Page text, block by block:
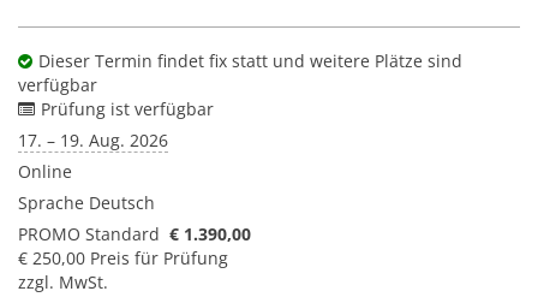
Dieser Termin findet fix statt und weitere Plätze sind
verfügbar
Prüfung ist verfügbar
17. – 19. Aug. 2026
Online
Sprache Deutsch
PROMO Standard € 1.390,00
€ 250,00 Preis für Prüfung
zzgl. MwSt.